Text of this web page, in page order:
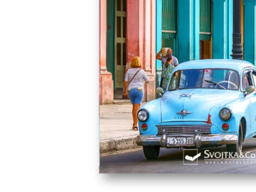
Rozprávky a príbehy
Lacné knihy